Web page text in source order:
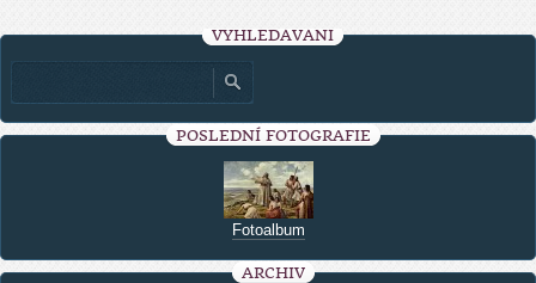
VYHLEDÁVÁNÍ
POSLEDNÍ FOTOGRAFIE
Fotoalbum
ARCHIV